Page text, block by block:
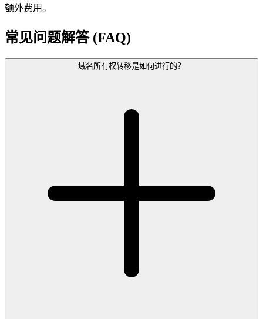
额外费用。
常见问题解答 (FAQ)
域名所有权转移是如何进行的？